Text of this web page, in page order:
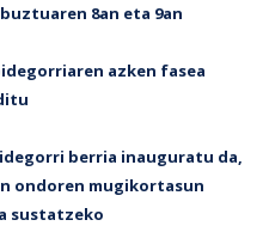
8an eta 9an
azken fasea
berria inauguratu da,
ondoren mugikortasun
sustatzeko